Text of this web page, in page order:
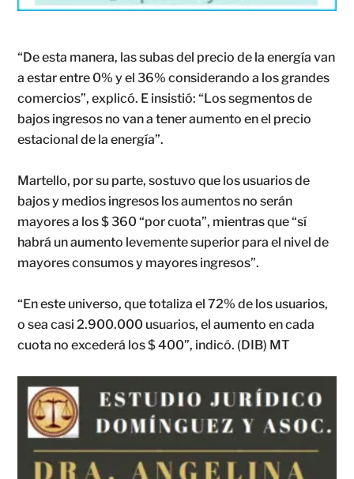
“De esta manera, las subas del precio de la energía van
a estar entre 0% y el 36% considerando a los grandes
comercios”, explicó. E insistió: “Los segmentos de
bajos ingresos no van a tener aumento en el precio
estacional de la energía”.
Martello, por su parte, sostuvo que los usuarios de
bajos y medios ingresos los aumentos no serán
mayores a los $ 360 “por cuota”, mientras que “sí
habrá un aumento levemente superior para el nivel de
mayores consumos y mayores ingresos”.
“En este universo, que totaliza el 72% de los usuarios,
o sea casi 2.900.000 usuarios, el aumento en cada
cuota no excederá los $ 400”, indicó. (DIB) MT